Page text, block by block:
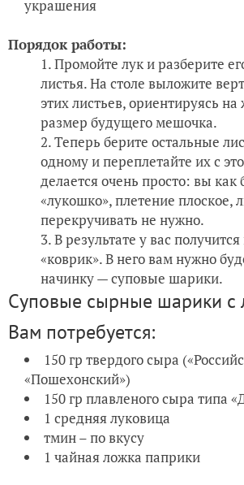
украшения
Порядок работы:
Промойте лук и разберите
листья. На столе выложите
этих листьев, ориентируясь
размер будущего мешочка.
Теперь берите остальные
одному и переплетайте их с
делается очень просто: вы как
«лукошко», плетение плоское,
перекручивать не нужно.
В результате у вас
«коврик». В него вам нужно
начинку — суповые шарики.
Суповые сырные шарики с
Вам потребуется:
150 гр твердого сыра
«Пошехонский»)
150 гр плавленого сыра типа
1 средняя луковица
тмин – по вкусу
1 чайная ложка паприки